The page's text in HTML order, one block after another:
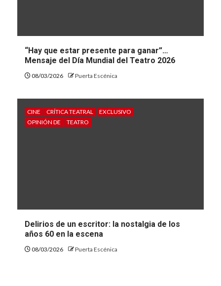
“Hay que estar presente para ganar”…
Mensaje del Día Mundial del Teatro 2026
08/03/2026 Puerta Escénica
CINE CRÍTICA TEATRAL
EXCLUSIVO
OPINIÓN DE
TEATRO
Delirios de un escritor: la nostalgia de los
años 60 en la escena
08/03/2026 Puerta Escénica